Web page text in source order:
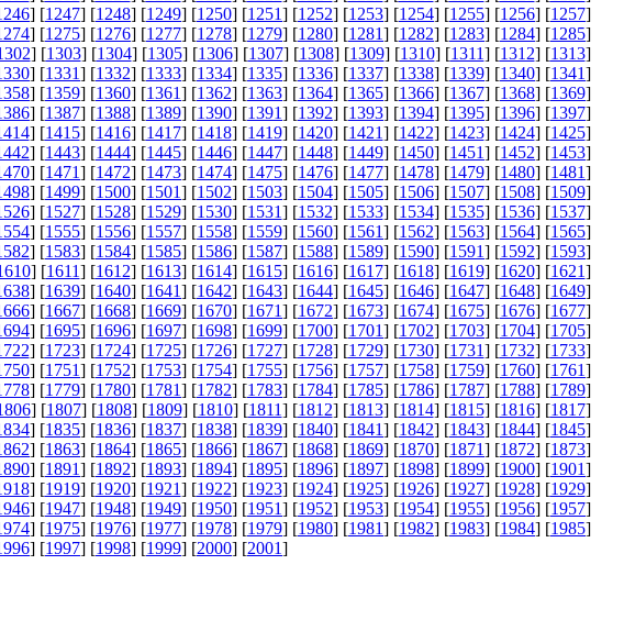
] [1247] [1248] [1249] [1250] [1251] [1252] [1253] [1254] [1255] [1256] [1257]
] [1275] [1276] [1277] [1278] [1279] [1280] [1281] [1282] [1283] [1284] [1285]
] [1303] [1304] [1305] [1306] [1307] [1308] [1309] [1310] [1311] [1312] [1313]
] [1331] [1332] [1333] [1334] [1335] [1336] [1337] [1338] [1339] [1340] [1341]
] [1359] [1360] [1361] [1362] [1363] [1364] [1365] [1366] [1367] [1368] [1369]
] [1387] [1388] [1389] [1390] [1391] [1392] [1393] [1394] [1395] [1396] [1397]
] [1415] [1416] [1417] [1418] [1419] [1420] [1421] [1422] [1423] [1424] [1425]
] [1443] [1444] [1445] [1446] [1447] [1448] [1449] [1450] [1451] [1452] [1453]
] [1471] [1472] [1473] [1474] [1475] [1476] [1477] [1478] [1479] [1480] [1481]
] [1499] [1500] [1501] [1502] [1503] [1504] [1505] [1506] [1507] [1508] [1509]
] [1527] [1528] [1529] [1530] [1531] [1532] [1533] [1534] [1535] [1536] [1537]
] [1555] [1556] [1557] [1558] [1559] [1560] [1561] [1562] [1563] [1564] [1565]
] [1583] [1584] [1585] [1586] [1587] [1588] [1589] [1590] [1591] [1592] [1593]
] [1611] [1612] [1613] [1614] [1615] [1616] [1617] [1618] [1619] [1620] [1621]
] [1639] [1640] [1641] [1642] [1643] [1644] [1645] [1646] [1647] [1648] [1649]
] [1667] [1668] [1669] [1670] [1671] [1672] [1673] [1674] [1675] [1676] [1677]
] [1695] [1696] [1697] [1698] [1699] [1700] [1701] [1702] [1703] [1704] [1705]
] [1723] [1724] [1725] [1726] [1727] [1728] [1729] [1730] [1731] [1732] [1733]
] [1751] [1752] [1753] [1754] [1755] [1756] [1757] [1758] [1759] [1760] [1761]
] [1779] [1780] [1781] [1782] [1783] [1784] [1785] [1786] [1787] [1788] [1789]
] [1807] [1808] [1809] [1810] [1811] [1812] [1813] [1814] [1815] [1816] [1817]
] [1835] [1836] [1837] [1838] [1839] [1840] [1841] [1842] [1843] [1844] [1845]
] [1863] [1864] [1865] [1866] [1867] [1868] [1869] [1870] [1871] [1872] [1873]
] [1891] [1892] [1893] [1894] [1895] [1896] [1897] [1898] [1899] [1900] [1901]
] [1919] [1920] [1921] [1922] [1923] [1924] [1925] [1926] [1927] [1928] [1929]
] [1947] [1948] [1949] [1950] [1951] [1952] [1953] [1954] [1955] [1956] [1957]
] [1975] [1976] [1977] [1978] [1979] [1980] [1981] [1982] [1983] [1984] [1985]
] [1997] [1998] [1999] [2000] [2001]